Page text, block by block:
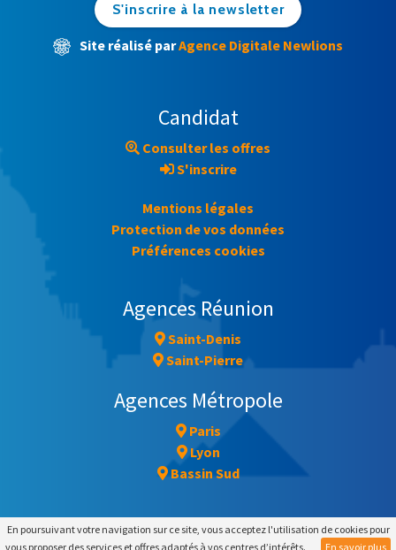
Agences Réunion
Saint-Denis
Saint-Pierre
Agences Métropole
Paris
Lyon
Bassin Sud
S'inscrire à la newsletter
Site réalisé parAgence Digitale Newlions
Candidat
Consulter les offres
S'inscrire
Mentions légales
Protection de vos données
Préférences cookies
En poursuivant votre navigation sur ce site, vous acceptez l'utilisation de cookies pour
vous proposer des services et offres adaptés à vos centres d’intérêts.
En savoir plus